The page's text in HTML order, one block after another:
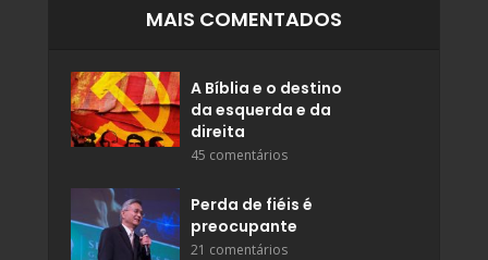
MAIS COMENTADOS
A Bíblia e o destino
da esquerda e da
direita
45 comentários
Perda de fiéis é
preocupante
21 comentários